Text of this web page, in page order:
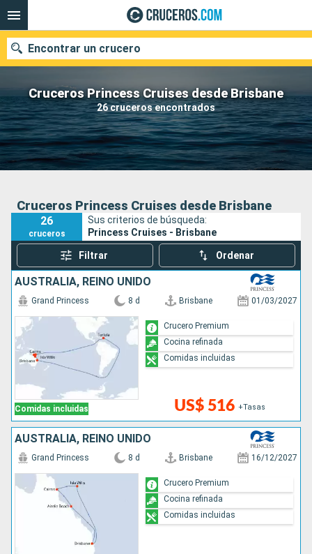
Cruceros Princess Cruises desde Brisbane
26 cruceros encontrados
Encontrar un crucero
Nuestros destinos
Fecha de salida
Buscar
Cruceros Princess Cruises desde Brisbane
26
cruceros
Sus criterios de búsqueda:
Princess Cruises - Brisbane
Filtrar Ordenar
AUSTRALIA, REINO UNIDO
Comidas incluidas
Grand Princess 8 d Brisbane 01/03/2027
US$ 516 +Tasas
Crucero Premium
Cocina refinada
Comidas incluidas
AUSTRALIA, REINO UNIDO
Grand Princess 8 d Brisbane 16/12/2027
Crucero Premium
Cocina refinada
Comidas incluidas